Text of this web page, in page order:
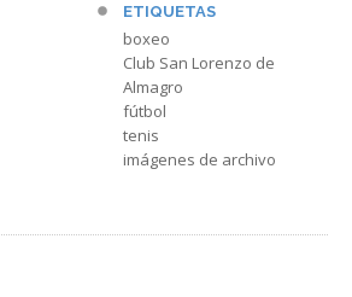
ETIQUETAS
boxeo
Club San Lorenzo de
Almagro
fútbol
tenis
imágenes de archivo